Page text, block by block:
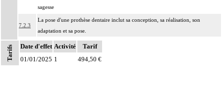
Notes
sagesse
7.2.3
La pose d'une prothèse dentaire inclut sa conception, sa réalisation, son
adaptation et sa pose.
7.2.3
Facturation : la durée d'usage des prothèses dentaires n'est pas limitée ; la prise
en charge du renouvellement des prothèses dentaires est subordonnée à l'usure
Tarifs Date d'effet Activité
Tarif
01/01/2025 1 494,50 €